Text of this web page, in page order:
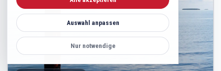
Auswahl anpassen
Nur notwendige